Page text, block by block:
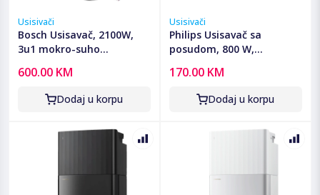
Usisivači
Bosch Usisavač, 2100W,
3u1 mokro-suho
BWD421PRO
600.00 KM
Dodaj u korpu
Usisivači
Philips Usisavač sa
posudom, 800 W,
XB1142/10
170.00 KM
Dodaj u korpu